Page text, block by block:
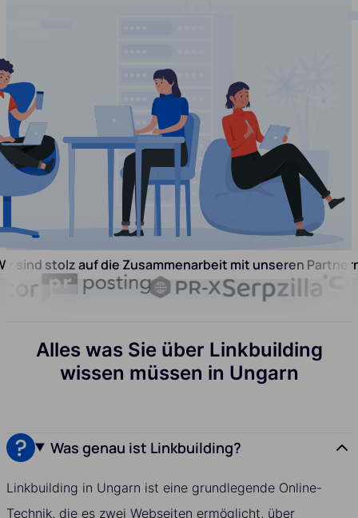
sind stolz auf die Zusammenarbeit mit unseren
Alles was Sie über Linkbuilding
wissen müssen in Ungarn
Was genau ist Linkbuilding?
Linkbuilding in Ungarn ist eine grundlegende Online-
Technik, die es zwei Webseiten ermöglicht, über